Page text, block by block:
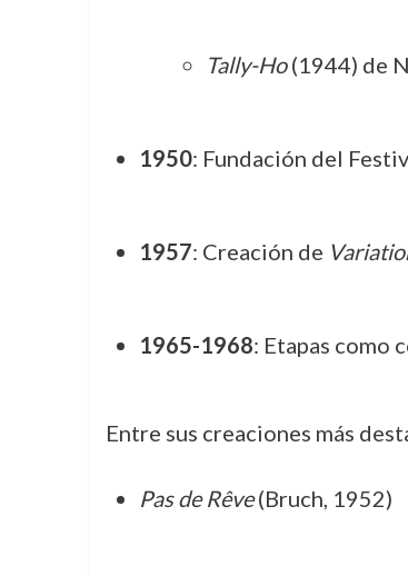
Tally-Ho(1944) de
1950: Fundación del
1957: Creación de
1965-1968: Etapas como
Entre sus creaciones más
Pas de Rêve(Bruch, 1952)